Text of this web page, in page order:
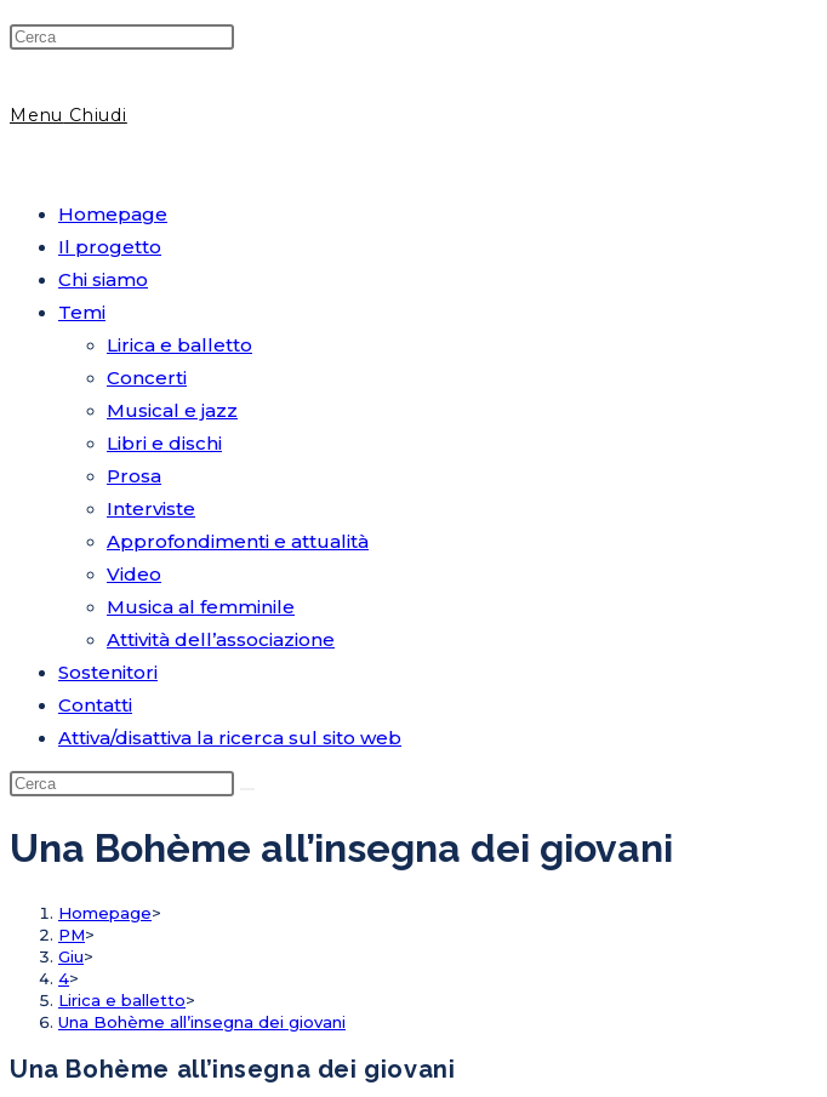
Menu Chiudi
Homepage
Il progetto
Chi siamo
Temi
Lirica e balletto
Concerti
Musical e jazz
Libri e dischi
Prosa
Interviste
Approfondimenti e attualità
Video
Musica al femminile
Attività dell’associazione
Sostenitori
Contatti
Attiva/disattiva la ricerca sul sito web
Una Bohème all’insegna dei giovani
Homepage>
PM>
Giu>
4>
Lirica e balletto>
Una Bohème all’insegna dei giovani
Una Bohème all’insegna dei giovani